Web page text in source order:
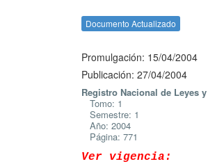
Documento Actualizado
Promulgación: 15/04/2004
Publicación: 27/04/2004
Registro Nacional de Leyes
Tomo: 1
Semestre: 1
Año: 2004
Página: 771
Ver vigencia: